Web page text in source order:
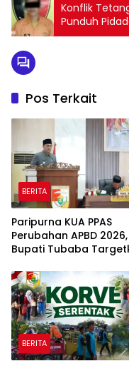
Konflik
Punduh
Pos Terkait
BERITA
Paripurna KUA PPAS
Perubahan APBD 2026,
Bupati Tubaba
Rp820,3 Miliar
BERITA